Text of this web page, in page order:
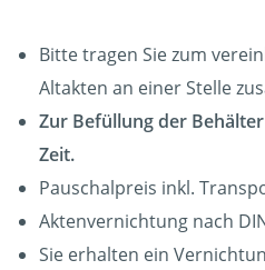
Bitte tragen Sie zum
Altakten an einer Stelle
Zur Befüllung der
Zeit.
Pauschalpreis inkl.
Aktenvernichtung nach
Sie erhalten ein